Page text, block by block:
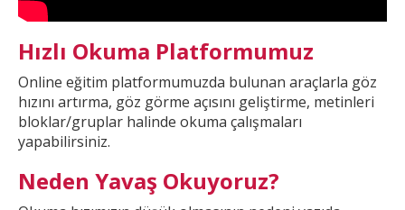
Hızlı Okuma Platformumuz
Online eğitim platformumuzda bulunan araçlarla göz
hızını artırma, göz görme açısını geliştirme, metinleri
bloklar/gruplar halinde okuma çalışmaları
yapabilirsiniz.
Neden Yavaş Okuyoruz?